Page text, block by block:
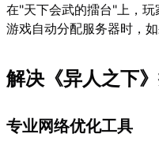
在"天下会武的擂台"上，
游戏自动分配服务器时，
解决《异人之下
专业网络优化工具